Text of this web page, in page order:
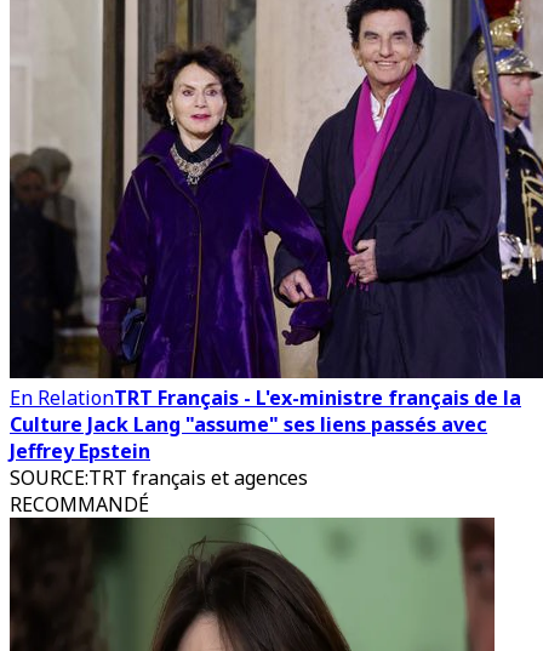
En RelationTRT Français - L'ex-ministre français de la
Culture Jack Lang "assume" ses liens passés avec
Jeffrey Epstein
SOURCE:TRT français et agences
RECOMMANDÉ